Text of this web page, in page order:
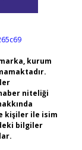
kurum
niteliği
kişiler ile isim
bilgiler